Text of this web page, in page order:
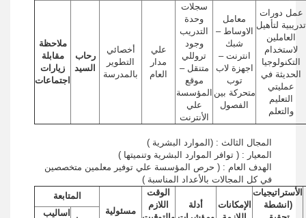
عمل دورات
تدريبية لتأهيل
العاملين
لاستخدام
التكنولوجيا
الحديثة في
عمليتي
التعليم
والتعلم
معامل
الاوساط –
شبك
انترنت –
اجهزة لاب
توب
متحركة بين
الفصول
سجلات
وحدة
التدريب
وجود
تروللي
متنقل –
موقع
المؤسسة
علي
الأنترنت
علي
مدار
العام
أخصائي
التطوير
بالمدرسة
رحاب
السيد
ملاحظة
مقابلة
زيارات
اجتماعات
المجال الثالث : (الموارد البشرية )
المعيار : ( توافر الموارد البشرية وتنميتها )
الهدف العام : ( حرص المؤسسة علي توفير معلمين متخصصين
في كل المجالات بالأعداد المناسبة )
الأستراتيجيات
(انشطة
الإمكانات
أدلة
الوقت
اللازم
مسئولية
المتابعة
اساليب